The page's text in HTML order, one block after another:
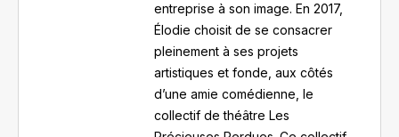
entreprise à son image. En 2017,
Élodie choisit de se consacrer
pleinement à ses projets
artistiques et fonde, aux côtés
d’une amie comédienne, le
collectif de théâtre Les